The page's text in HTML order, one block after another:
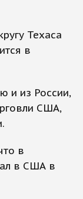
Техаса
в
и из России,
США,
в
в США в